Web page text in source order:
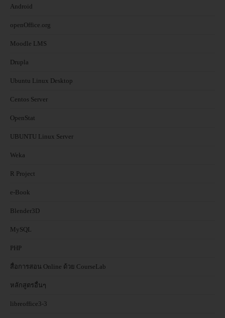
Android
openOffice.org
Moodle LMS
Drupla
Ubuntu Linux Desktop
Centos Server
OpenStat
UBUNTU Linux Server
Weka
R Project
e-Book
Blender3D
MySQL
PHP
สื่อการสอน Online ด้วย CourseLab
หลักสูตรอื่นๆ
libreoffice3-3